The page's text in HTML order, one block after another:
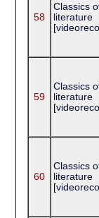
58
Classics
literature
59
Classics
literature
60
Classics
literature